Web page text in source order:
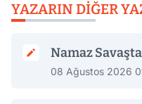
YAZARIN DIĞER
Namaz
08 Ağustos 2026